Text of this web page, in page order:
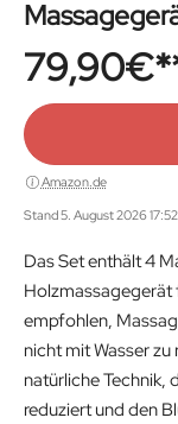
79,90€
Amazon.de
Stand 5. August 2026 17:52
Das Set enthält 4
Holzmassagegerät
empfohlen,
nicht mit Wasser
natürliche Technik,
reduziert und den